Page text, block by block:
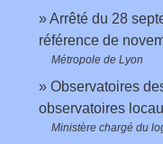
Arrêté du 28
référence de
Métropole de Lyon
Observatoires
observatoires
Ministère chargé du